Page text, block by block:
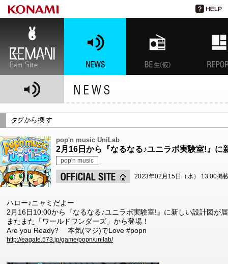
pop'n music UniLab
2月16日から『なるなる♪ユニラボ実験室!』に
pop'n music
2023年02月15日（水） 13:00掲
ハロー♪ニャミだよー
2月16日10:00から『なるなる♪ユニラボ実験室!』に新しい設計図が
またまた「ワールドワンダーズ」から登場！
Are you Ready? 本気(マジ)でLove #popn
http://eagate.573.jp/game/popn/unilab/